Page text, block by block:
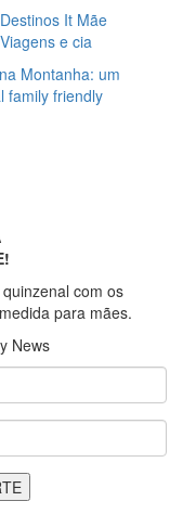
Destinos It Mãe
Viagens e cia
Montanha: um
family friendly
com os
para mães.